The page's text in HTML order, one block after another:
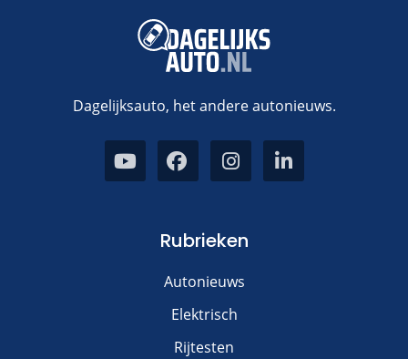
Dagelijksauto, het andere autonieuws.
Rubrieken
Autonieuws
Elektrisch
Rijtesten